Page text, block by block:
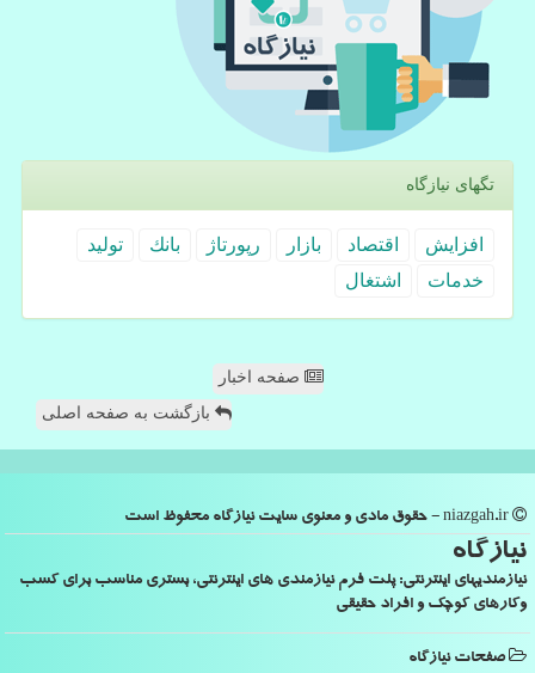
تگهای نیازگاه
افزایش اقتصاد بازار رپورتاژ بانك
تولید
خدمات
اشتغال
صفحه اخبار
بازگشت به صفحه اصلی
نیازگاه
نیازمندیهای اینترنتی: پلت فرم نیازمندی های اینترنتی، بستری مناسب برای کسب
وکارهای کوچک و افراد حقیقی
صفحات نیازگاه